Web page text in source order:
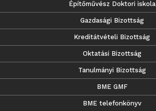
Építőművész Doktori iskola
Gazdasági Bizottság
Kreditátvételi Bizottság
Oktatási Bizottság
Tanulmányi Bizottság
BME GMF
BME telefonkönyv